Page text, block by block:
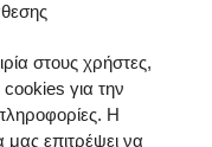
στους χρήστες,
για την
Η
μας επιτρέψει να